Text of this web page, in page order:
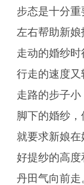
步态是十分
左右帮助新
走动的婚纱
行走的速度
走路的步子
脚下的婚纱
就要求新娘
好提纱的高
丹田气向前